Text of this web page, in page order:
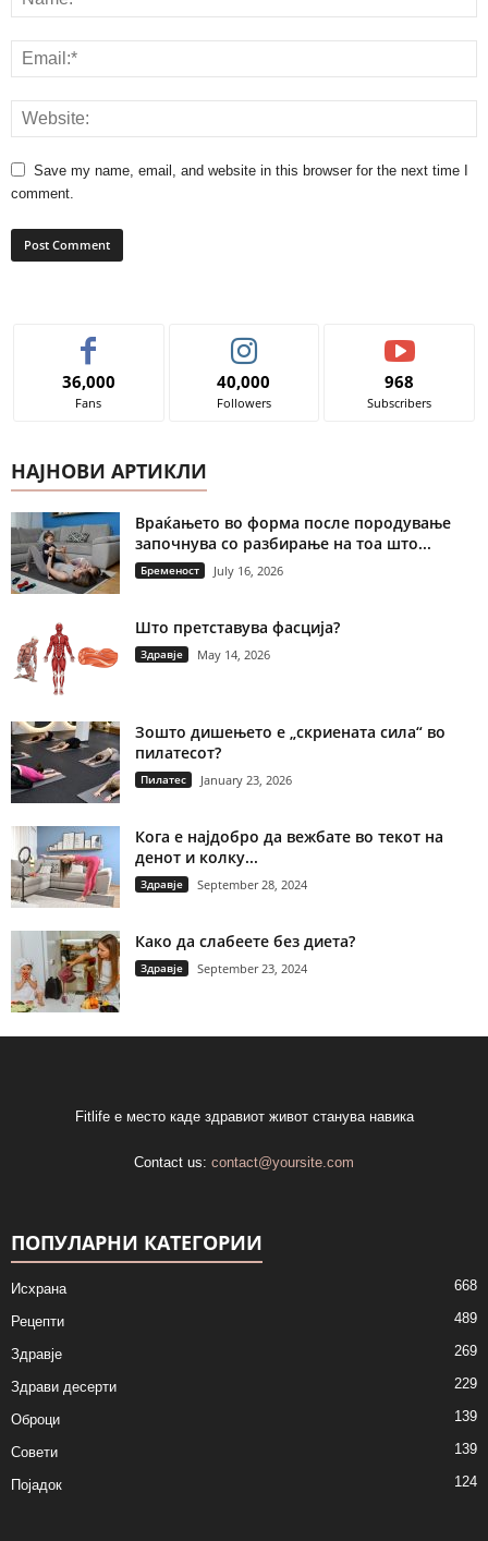
Save my name, email, and website in this browser for the next time I
comment.
36,000
Fans
40,000
Followers
968
Subscribers
НАЈНОВИ АРТИКЛИ
Враќањето во форма после породување
започнува со разбирање на тоа што...
Бременост July 16, 2026
Што претставува фасција?
Здравје May 14, 2026
Зошто дишењето е „скриената сила“ во
пилатесот?
Пилатес January 23, 2026
Кога е најдобро да вежбате во текот на
денот и колку...
Здравје September 28, 2024
Како да слабеете без диета?
Здравје September 23, 2024
Fitlife е место каде здравиот живот станува навика
Contact us: contact@yoursite.com
ПОПУЛАРНИ КАТЕГОРИИ
Исхрана 668
Рецепти 489
Здравје 269
Здрави десерти 229
Оброци 139
Совети 139
Појадок 124